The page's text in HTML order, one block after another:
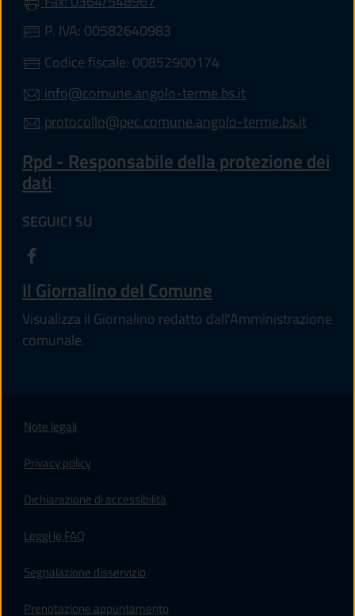
P. IVA: 00582640983
Codice fiscale: 00852900174
info@comune.angolo-terme.bs.it
protocollo@pec.comune.angolo-terme.bs.it
Rpd - Responsabile della protezione dei
dati
SEGUICI SU
Il Giornalino del Comune
Visualizza il Giornalino redatto dall'Amministrazione
comunale.
Note legali
Privacy policy
Dichiarazione di accessibilità
Leggi le FAQ
Segnalazione disservizio
Prenotazione appuntamento